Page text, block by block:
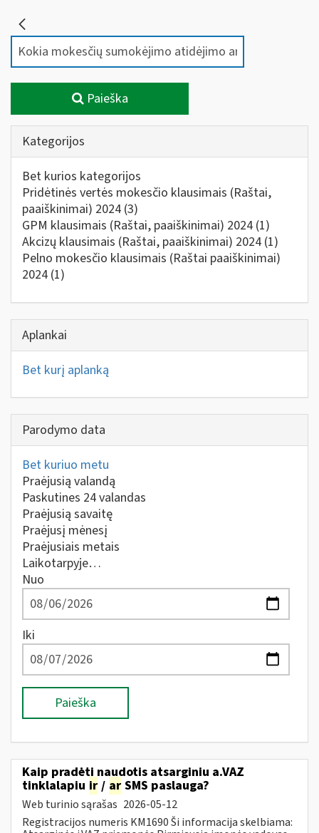
Paieška
Kategorijos
Bet kurios kategorijos
Pridėtinės vertės mokesčio klausimais (Raštai,
paaiškinimai) 2024 (3)
GPM klausimais (Raštai, paaiškinimai) 2024 (1)
Akcizų klausimais (Raštai, paaiškinimai) 2024 (1)
Pelno mokesčio klausimais (Raštai paaiškinimai)
2024 (1)
Aplankai
Bet kurį aplanką
Parodymo data
Bet kuriuo metu
Praėjusią valandą
Paskutines 24 valandas
Praėjusią savaitę
Praėjusį mėnesį
Praėjusiais metais
Laikotarpyje…
Nuo
Iki
Paieška
Kaip pradėti naudotis atsarginiu a.VAZ
tinklalapiu ir / ar SMS paslauga?
Web turinio sąrašas 2026-05-12
Registracijos numeris KM1690 Ši informacija skelbiama: